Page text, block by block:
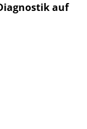
auf